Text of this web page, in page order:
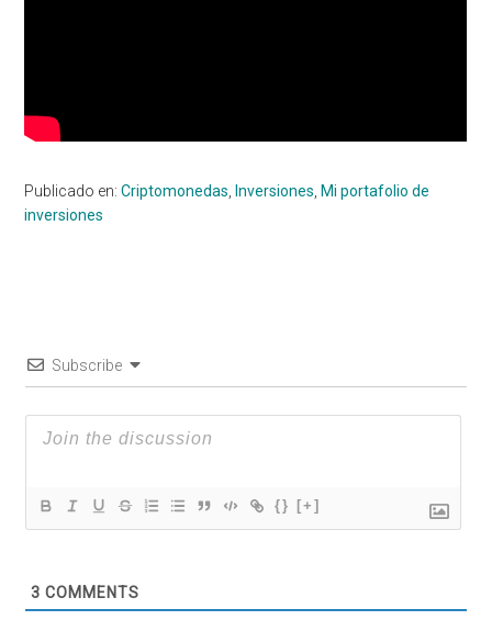
Publicado en:Criptomonedas Inversiones Mi portafolio de
inversiones
Subscribe
{} [+]
3 COMMENTS